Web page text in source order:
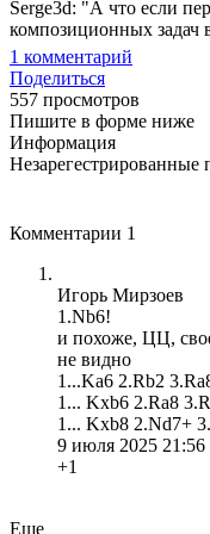
Serge3d: "А что если
композиционных задач
1 комментарий
Поделиться
557 просмотров
Пишите в форме ниже
Информация
Незарегестрированные
Комментарии 1
Игорь Мирзоев
1.Nb6!
и похоже, ЦЦ,
не видно
1...Ka6 2.Rb2
1... Kxb6 2.Ra8
1... Kxb8 2.Nd7+
9 июля 2025 21:56
+1
Еще